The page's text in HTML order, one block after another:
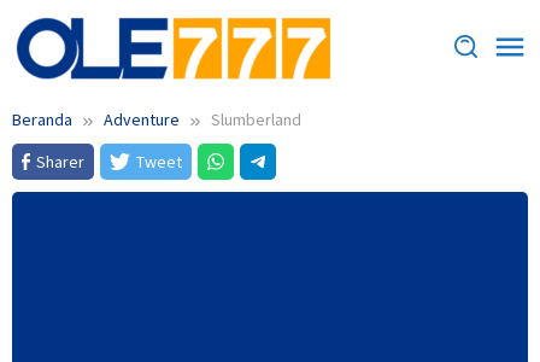
Loncat
ke
konten
Beranda Adventure
Slumberland
Sharer
Tweet